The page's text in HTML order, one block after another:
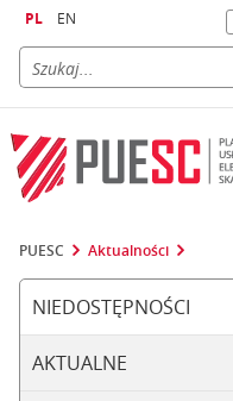
PL EN
PUESC Aktualności
NIEDOSTĘPNOŚCI
AKTUALNE